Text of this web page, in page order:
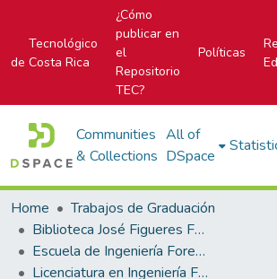
Tecnológico
de Costa Rica
¿Cómo
publicar en
el
Repositorio
TEC?
Políticas
Communities
& Collections
All of
DSpace
Home
Trabajos de Graduación
Biblioteca José Figueres Ferrer
Escuela de Ingeniería Forestal
Licenciatura en Ingeniería Forestal